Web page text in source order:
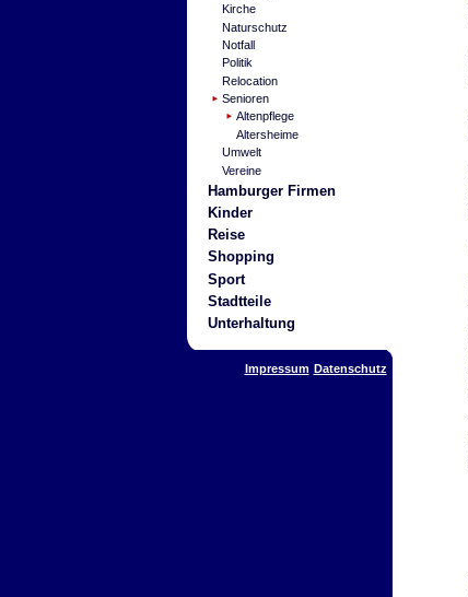
Kirche
Naturschutz
Notfall
Politik
Relocation
Senioren
Altenpflege
Altersheime
Umwelt
Vereine
Hamburger Firmen
Kinder
Reise
Shopping
Sport
Stadtteile
Unterhaltung
Impressum Datenschutz